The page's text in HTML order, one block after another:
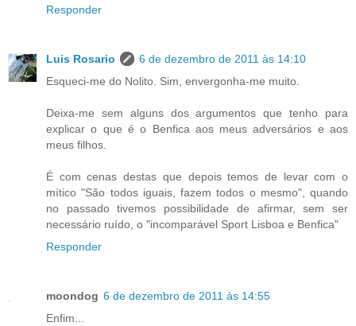
Responder
Luis Rosario
6 de dezembro de 2011 às 14:10
Esqueci-me do Nolito. Sim, envergonha-me muito.
Deixa-me sem alguns dos argumentos que tenho para
explicar o que é o Benfica aos meus adversários e aos
meus filhos.
É com cenas destas que depois temos de levar com o
mítico "São todos iguais, fazem todos o mesmo", quando
no passado tivemos possibilidade de afirmar, sem ser
necessário ruído, o "incomparável Sport Lisboa e Benfica"
Responder
moondog 6 de dezembro de 2011 às 14:55
Enfim...